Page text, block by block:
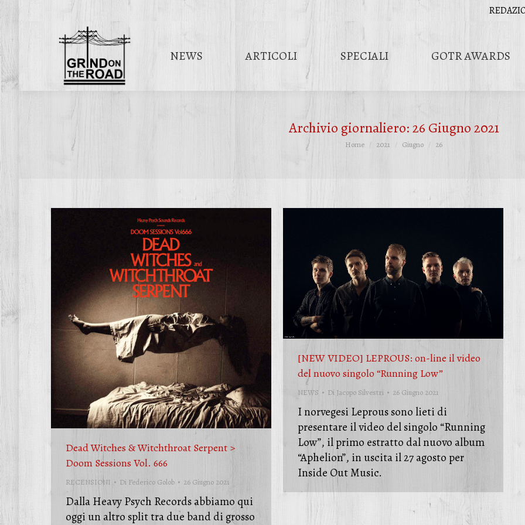
NEWS ARTICOLI SPECIALI GOTR AWARDS
Archivio giornaliero:26 Giugno 2021
Tu sei qui:
Home 2021 Giugno 26
Dead Witches & Witchthroat Serpent >
Doom Sessions Vol. 666
RECENSIONI Di Federico Golob 26 Giugno 2021
Dalla Heavy Psych Records abbiamo qui
oggi un altro split tra due band di grosso
[NEW VIDEO] LEPROUS: on-line il video
del nuovo singolo “Running Low”
NEWS Di Jacopo Silvestri 26 Giugno 2021
I norvegesi Leprous sono lieti di
presentare il video del singolo “Running
Low”, il primo estratto dal nuovo album
“Aphelion”, in uscita il 27 agosto per
Inside Out Music.